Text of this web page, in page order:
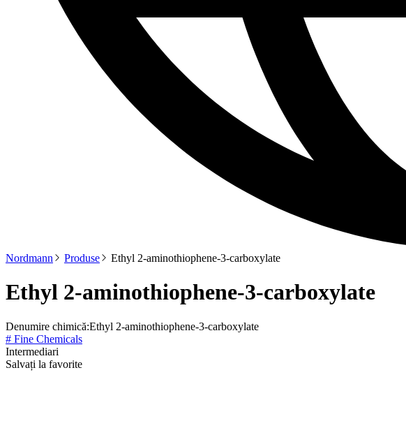
Nordmann Produse Ethyl 2-aminothiophene-3-carboxylate
Ethyl 2-aminothiophene-3-carboxylate
Denumire chimică:Ethyl 2-aminothiophene-3-carboxylate
# Fine Chemicals
Intermediari
Salvați la favorite